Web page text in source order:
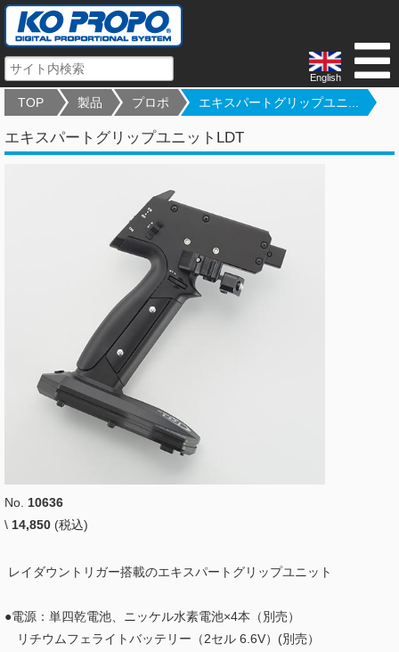
English
TOP 製品 プロポ エキスパートグリップユニ...
エキスパートグリップユニットLDT
No. 10636
\ 14,850 (税込)
レイダウントリガー搭載のエキスパートグリップユニット
●電源：単四乾電池、ニッケル水素電池×4本（別売）
リチウムフェライトバッテリー（2セル 6.6V）(別売）